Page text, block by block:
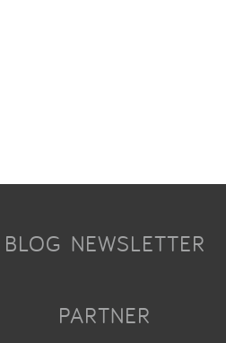
BLOG NEWSLETTER
PARTNER